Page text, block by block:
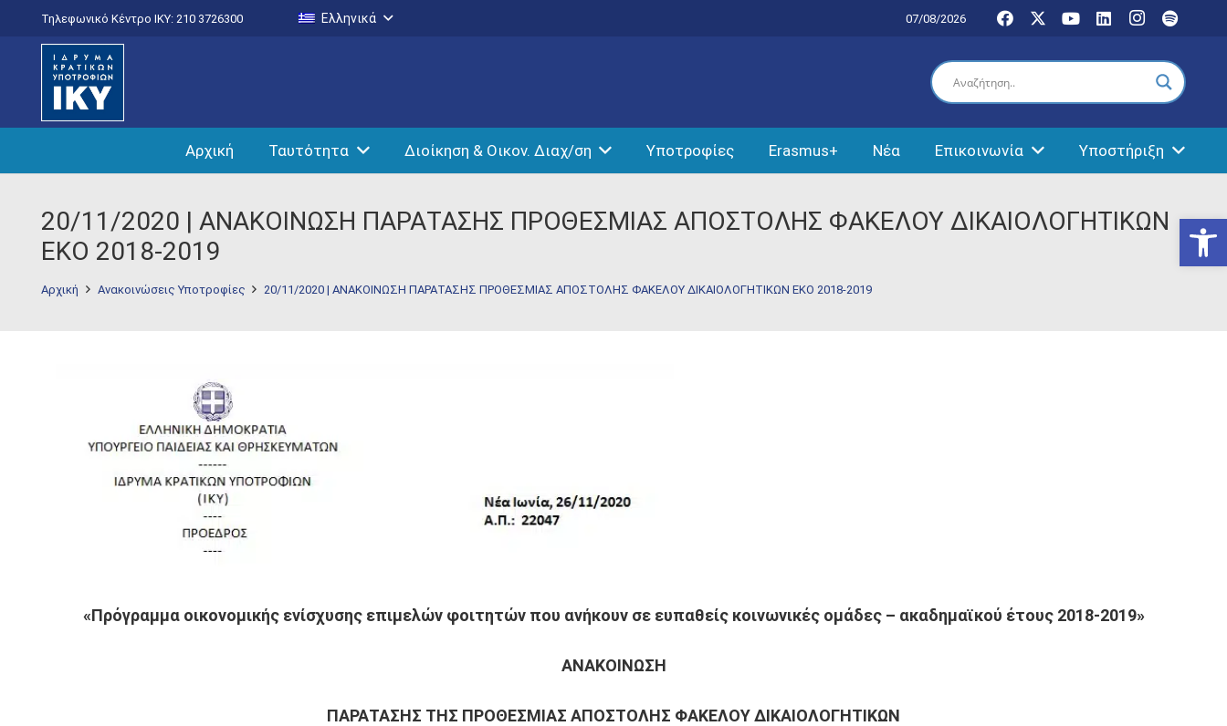
Τηλεφωνικό Κέντρο IKY: 210 3726300 Ελληνικά 07/08/2026
Αρχική Ταυτότητα Διοίκηση & Οικον. Διαχ/ση Υποτροφίες Erasmus+ Νέα Επικοινωνία Υποστήριξη
20/11/2020 | ΑΝΑΚΟΙΝΩΣΗ ΠΑΡΑΤΑΣΗΣ ΠΡΟΘΕΣΜΙΑΣ ΑΠΟΣΤΟΛΗΣ ΦΑΚΕΛΟΥ ΔΙΚΑΙΟΛΟΓΗΤΙΚΩΝ
ΕΚΟ 2018-2019
Αρχική Ανακοινώσεις Υποτροφίες 20/11/2020 | ΑΝΑΚΟΙΝΩΣΗ ΠΑΡΑΤΑΣΗΣ ΠΡΟΘΕΣΜΙΑΣ ΑΠΟΣΤΟΛΗΣ ΦΑΚΕΛΟΥ ΔΙΚΑΙΟΛΟΓΗΤΙΚΩΝ ΕΚΟ 2018-2019
«Πρόγραμμα οικονομικής ενίσχυσης επιμελών φοιτητών που ανήκουν σε ευπαθείς κοινωνικές ομάδες – ακαδημαϊκού έτους 2018-2019»
ΑΝΑΚΟΙΝΩΣΗ
ΠΑΡΑΤΑΣΗΣ ΤΗΣ ΠΡΟΘΕΣΜΙΑΣ ΑΠΟΣΤΟΛΗΣ ΦΑΚΕΛΟΥ ΔΙΚΑΙΟΛΟΓΗΤΙΚΩΝ